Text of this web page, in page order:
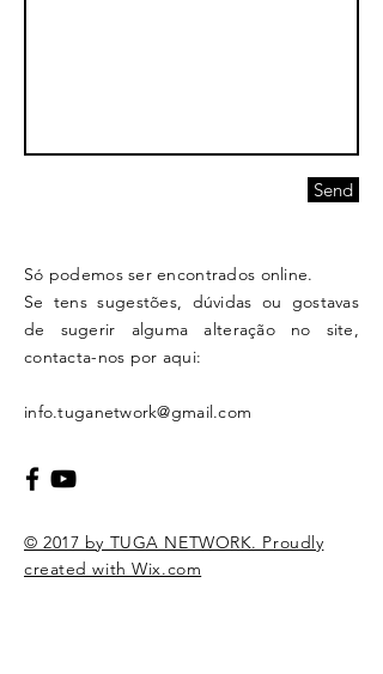
Send
Só podemos ser encontrados online.
Se tens sugestões, dúvidas ou gostavas
de sugerir alguma alteração no site,
contacta-nos por aqui:
info.tuganetwork@gmail.com
© 2017 by TUGA NETWORK. Proudly
created with Wix.com